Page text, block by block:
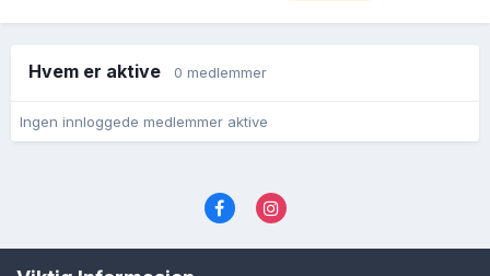
Hvem er aktive 0 medlemmer
Ingen innloggede medlemmer aktive